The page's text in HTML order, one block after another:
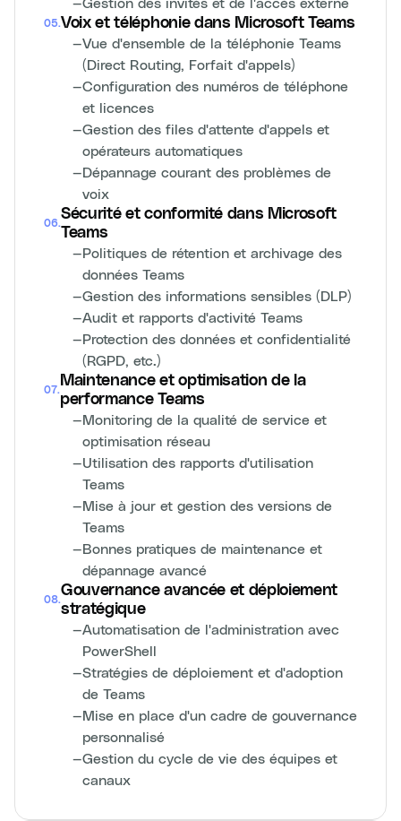
05.Voix et téléphonie dans Microsoft Teams
—Vue d'ensemble de la téléphonie Teams
(Direct Routing, Forfait d'appels)
—Configuration des numéros de téléphone
et licences
—Gestion des files d'attente d'appels et
opérateurs automatiques
—Dépannage courant des problèmes de
voix
06.
Sécurité et conformité dans Microsoft
Teams
—Politiques de rétention et archivage des
données Teams
—Gestion des informations sensibles (DLP)
—Audit et rapports d'activité Teams
—Protection des données et confidentialité
(RGPD, etc.)
07.
Maintenance et optimisation de la
performance Teams
—Monitoring de la qualité de service et
optimisation réseau
—Utilisation des rapports d'utilisation
Teams
—Mise à jour et gestion des versions de
Teams
—Bonnes pratiques de maintenance et
dépannage avancé
08.
Gouvernance avancée et déploiement
stratégique
—Automatisation de l'administration avec
PowerShell
—Stratégies de déploiement et d'adoption
de Teams
—Mise en place d'un cadre de gouvernance
personnalisé
—Gestion du cycle de vie des équipes et
canaux